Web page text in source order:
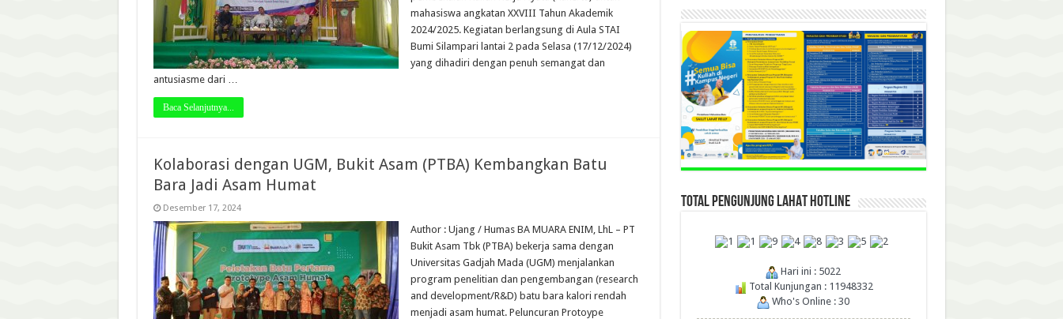
mahasiswa angkatan XXVIII Tahun Akademik
2024/2025. Kegiatan berlangsung di Aula STAI
Bumi Silampari lantai 2 pada Selasa (17/12/2024)
yang dihadiri dengan penuh semangat dan
antusiasme dari …
Baca Selanjutnya...
Kolaborasi dengan UGM, Bukit Asam (PTBA) Kembangkan Batu
Bara Jadi Asam Humat
Desember 17, 2024
Author : Ujang / Humas BA MUARA ENIM, LhL – PT
Bukit Asam Tbk (PTBA) bekerja sama dengan
Universitas Gadjah Mada (UGM) menjalankan
program penelitian dan pengembangan (research
and development/R&D) batu bara kalori rendah
menjadi asam humat. Peluncuran Protoype
TOTAL PENGUNJUNG LAHAT HOTLINE
Hari ini : 5022
Total Kunjungan : 11948332
Who's Online : 30